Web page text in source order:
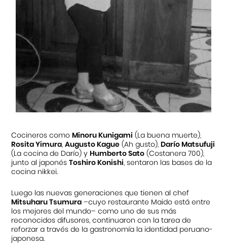
Cocineros comoMinoru Kunigami (La buena muerte),
Rosita Yimura,Augusto Kague (Ah gusto),Darío Matsufuji
(La cocina de Darío) yHumberto Sato (Costanera 700),
junto al japonésToshiro Konishi, sentaron las bases de la
cocina nikkei.
Luego las nuevas generaciones que tienen al chef
Mitsuharu Tsumura –cuyo restaurante Maido está entre
los mejores del mundo– como uno de sus más
reconocidos difusores, continuaron con la tarea de
reforzar a través de la gastronomía la identidad peruano-
japonesa.